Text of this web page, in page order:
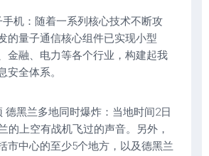
机：随着一系列核心技术不断攻
的量子通信核心组件已实现小型
金融、电力等各个行业，构建起我
安全体系。
德黑兰多地同时爆炸：当地时间2日
的上空有战机飞过的声音。另外，
市中心的至少5个地方，以及德黑兰